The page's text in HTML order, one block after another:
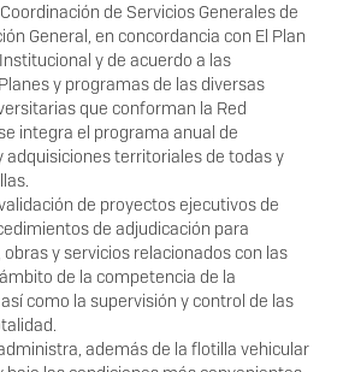
de Servicios Generales de
General, en concordancia con El Plan
y de acuerdo a las
y programas de las diversas
que conforman la Red
integra el programa anual de
adquisiciones territoriales de todas y
de proyectos ejecutivos de
de adjudicación para
y servicios relacionados con las
de la competencia de la
como la supervisión y control de las
además de la flotilla vehicular